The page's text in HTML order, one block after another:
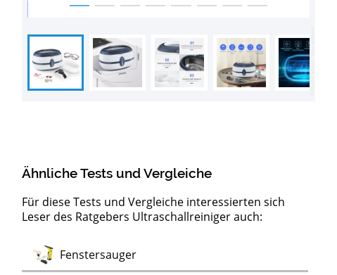
Ähnliche Tests und Vergleiche
Für diese Tests und Vergleiche interessierten sich
Leser des Ratgebers Ultraschallreiniger auch:
FenstersaugerTest
Doppel-MülleimerTest
Akkubesen
Test
HartbodenreinigerTest
Kärcher PuzziTest
Waschsauger
Test
Fensterputzroboter
PolsterreinigerTest